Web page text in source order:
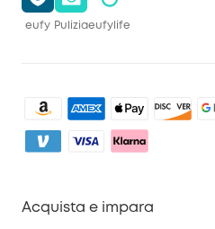
eufy Puliziaeufylife
Acquista e impara